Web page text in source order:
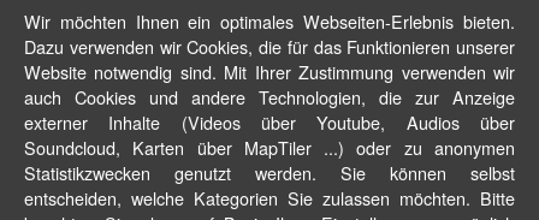
Wir möchten Ihnen ein optimales Webseiten-Erlebnis bieten.
Dazu verwenden wir Cookies, die für das Funktionieren unserer
Website notwendig sind. Mit Ihrer Zustimmung verwenden wir
auch Cookies und andere Technologien, die zur Anzeige
externer Inhalte (Videos über Youtube, Audios über
Soundcloud, Karten über MapTiler ...) oder zu anonymen
Statistikzwecken genutzt werden. Sie können selbst
entscheiden, welche Kategorien Sie zulassen möchten. Bitte